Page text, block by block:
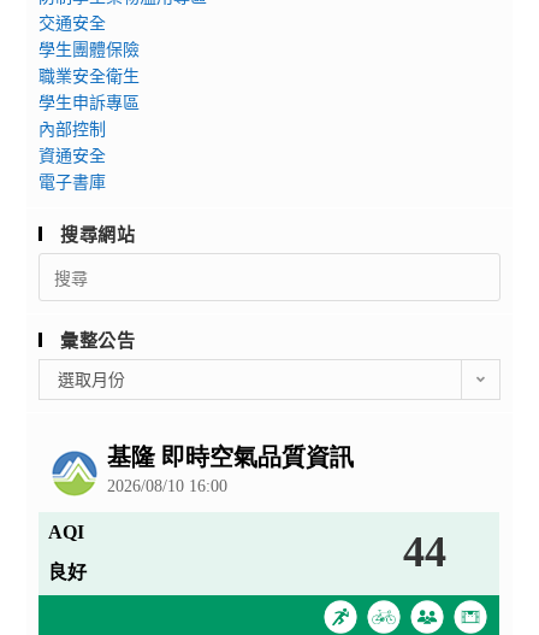
交通安全
學生團體保險
職業安全衛生
學生申訴專區
內部控制
資通安全
電子書庫
搜尋網站
Search
for:
彙整公告
整
選取月份